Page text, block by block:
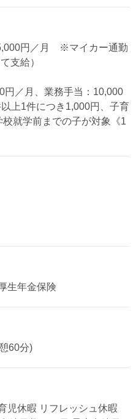
円／月 ※マイカー通勤
支給）
円／月、業務手当：10,000
上1件につき1,000円、子育
就学前までの子が対象《1
生年金保険
60分)
児休暇 リフレッシュ休暇